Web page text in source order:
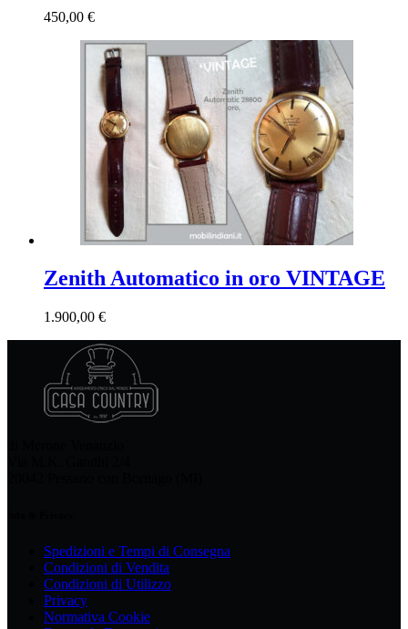
450,00 €
Zenith Automatico in oro VINTAGE
1.900,00 €
Spedizioni e Tempi di Consegna
Condizioni di Vendita
Condizioni di Utilizzo
Privacy
Normativa Cookie